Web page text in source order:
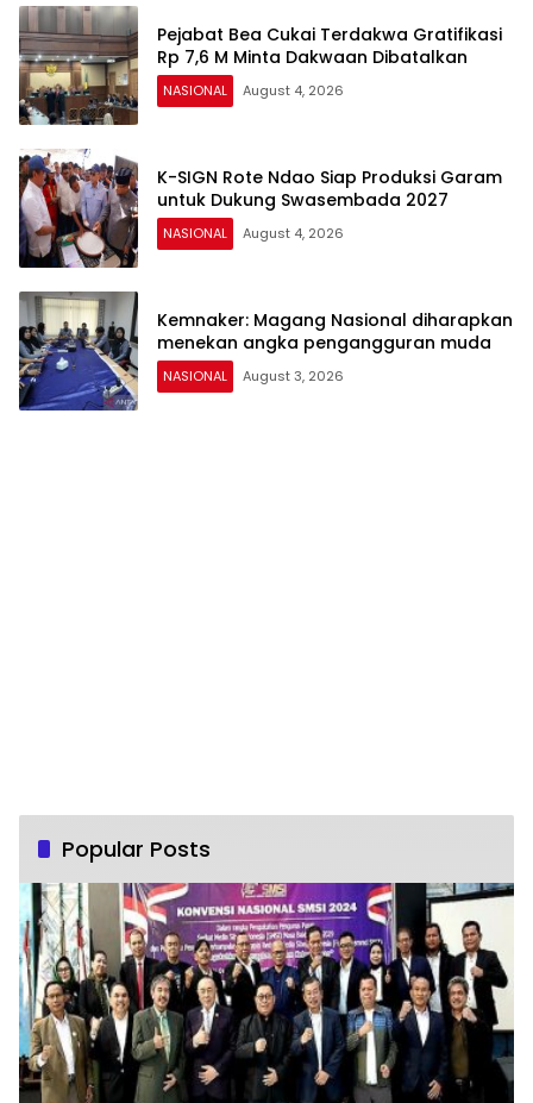
Pejabat Bea Cukai Terdakwa Gratifikasi
Rp 7,6 M Minta Dakwaan Dibatalkan
NASIONAL August 4, 2026
K-SIGN Rote Ndao Siap Produksi Garam
untuk Dukung Swasembada 2027
NASIONAL August 4, 2026
Kemnaker: Magang Nasional diharapkan
menekan angka pengangguran muda
NASIONAL August 3, 2026
Popular Posts